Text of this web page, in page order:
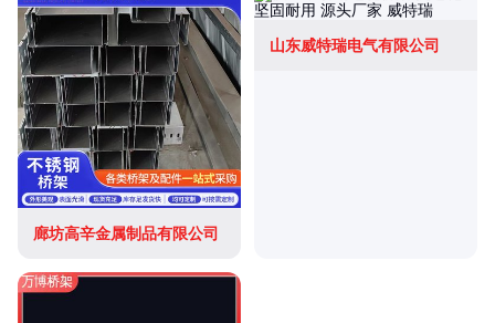
廊坊高辛金属制品有限公司
山东威特瑞电气有限公司